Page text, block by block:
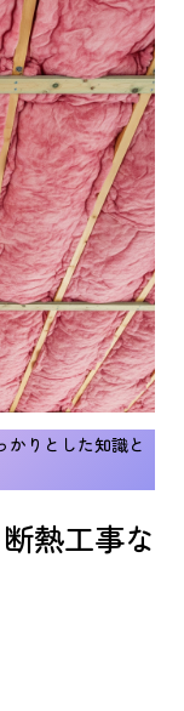
かりとした知識と
熱工事な